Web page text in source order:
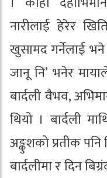
नारीलाई हेरेर
खुसामद गर्नेलाई
जानू नि’ भनेर
बार्दली वैभव,
थियो । बार्दली
अङ्कुशको प्रतीक पनि
बार्दलीमा र दिन